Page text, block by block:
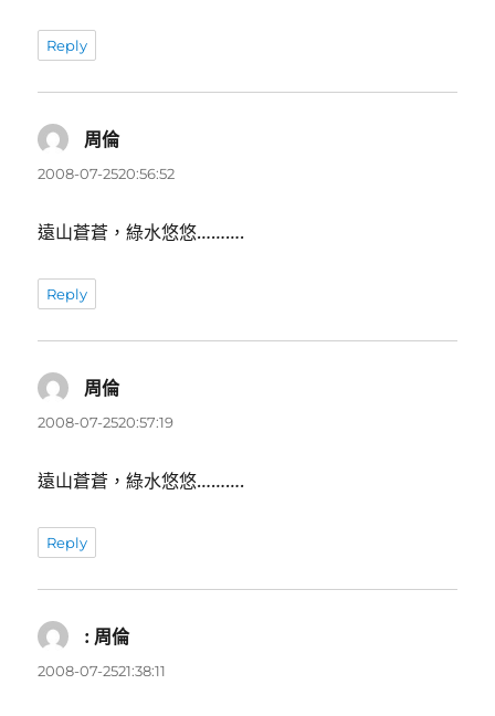
Reply
周倫表
示:
2008-07-2520:56:52
遠山蒼蒼，綠水悠悠……….
Reply
周倫表
示:
2008-07-2520:57:19
遠山蒼蒼，綠水悠悠……….
Reply
: 周倫表
示:
2008-07-2521:38:11